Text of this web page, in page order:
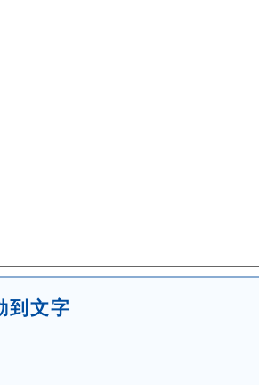
到文字